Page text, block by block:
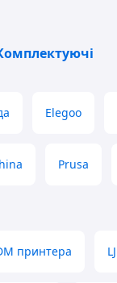
Elegoo
Prusa
принтера